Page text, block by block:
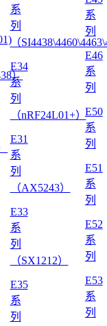
）
系
列
（
E34
系
列
（nRF24L01+）
E31
系
列
（AX5243）
E33
系
列
（SX1212）
E35
系
列
系
列
E46
系
列
E50
系
列
E51
系
列
E52
系
列
E53
系
列